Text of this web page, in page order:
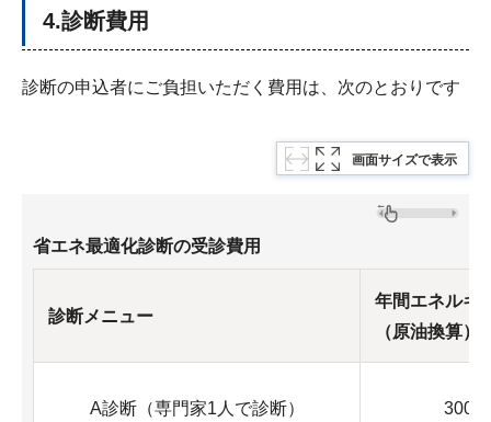
4.診断費用
診断の申込者にご負担いただく費用は、次のとおりです
画面サイズで表示
省エネ最適化診断の受診費用
診断メニュー
年間エネルギ
（原油換算）
A診断（専門家1人で診断）